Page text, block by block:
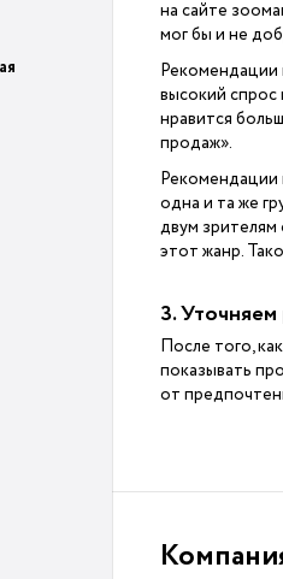
на сайте
мог бы и не
Рекомендации
высокий спрос
нравится
продаж».
Рекомендации
одна и та же
двум
этот жанр.
3.
После того,
показывать
от